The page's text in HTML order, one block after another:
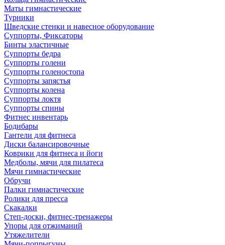
Маты гимнастические
Турники
Шведские стенки и навесное оборудование
Суппорты, Фиксаторы
Бинты эластичные
Суппорты бедра
Суппорты голени
Суппорты голеностопа
Суппорты запястья
Суппорты колена
Суппорты локтя
Суппорты спины
Фитнес инвентарь
Бодибары
Гантели для фитнеса
Диски балансировочные
Коврики для фитнеса и йоги
Медболы, мячи для пилатеса
Мячи гимнастические
Обручи
Палки гимнастические
Ролики для пресса
Скакалки
Степ-доски, фитнес-тренажеры
Упоры для отжиманий
Утяжелители